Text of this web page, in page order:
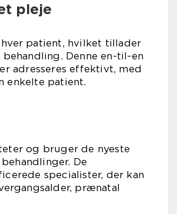
pleje
patient, hvilket tillader
Denne en-til-en
adresseres effektivt, med
enkelte patient.
og bruger de nyeste
De
specialister, der kan
prænatal